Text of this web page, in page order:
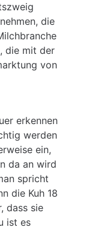
die
die mit der
von
erkennen
werden
ein,
da an wird
spricht
die Kuh 18
dass sie
ist es